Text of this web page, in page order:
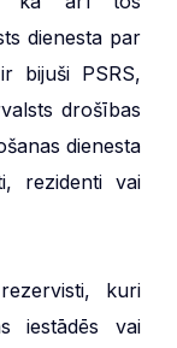
dienesta par
bijuši PSRS,
drošības
dienesta
rezidenti vai
kuri
iestādēs vai